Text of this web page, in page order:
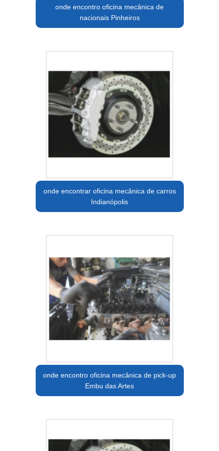
onde encontro oficina mecânica de
nacionais Pinheiros
onde encontrar oficina mecânica de carros
Indianópolis
onde encontro oficina mecânica de pick-up
Embu das Artes